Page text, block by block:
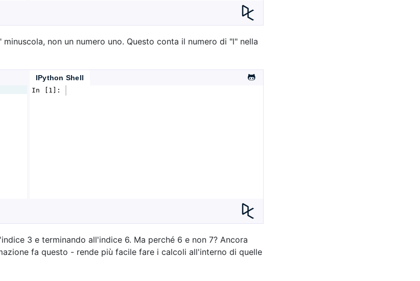
non un numero uno. Questo conta il numero di "l" nella
IPython Shell
In [1]:
3 e terminando all'indice 6. Ma perché 6 e non 7? Ancora
fa questo - rende più facile fare i calcoli all'interno di quelle